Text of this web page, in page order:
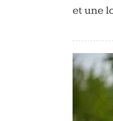
et une